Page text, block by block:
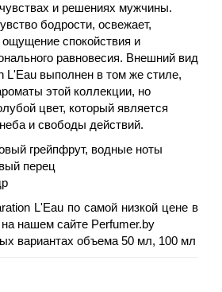
и решениях мужчины.
бодрости, освежает,
ощущение спокойствия и
равновесия. Внешний вид
L'Eau выполнен в том же стиле,
этой коллекции, но
цвет, который является
и свободы действий.
грейпфрут, водные ноты
перец
L'Eau по самой низкой цене в
нашем сайте Perfumer.by
вариантах объема 50 мл, 100 мл